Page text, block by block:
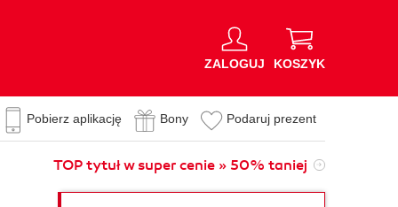
ZALOGUJ KOSZYK
Pobierz aplikację Bony Podaruj prezent
TOP tytuł w super cenie » 50% taniej